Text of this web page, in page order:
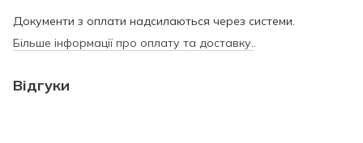
Документи з оплати надсилаються через системи.
Більше інформації про оплату та доставку.
Відгуки